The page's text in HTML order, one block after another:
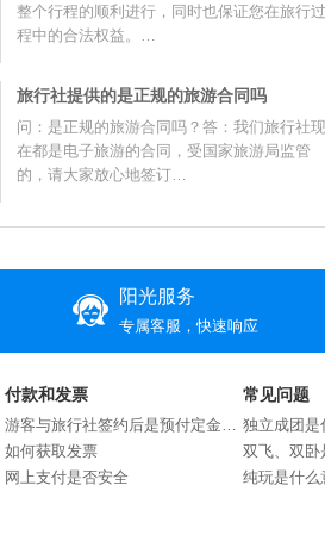
整个行程的顺利进行，同时也保证您在旅行过
程中的合法权益。…
旅行社提供的是正规的旅游合同吗
问：是正规的旅游合同吗？答：我们旅行社现
在都是电子旅游的合同，受国家旅游局监管
的，请大家放心地签订…
阳光服务
专属客服，快速响应
付款和发票
如何获取发票
网上支付是否安全
常见问题
独立成团是
双飞、双卧
纯玩是什么